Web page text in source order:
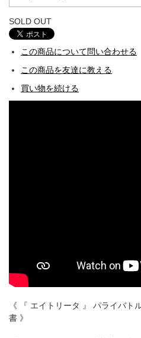
SOLD OUT
この商品について問い合わせる
この商品を友達に教える
買い物を続ける
《 『 エイトリータ 』 パライバト
書 》